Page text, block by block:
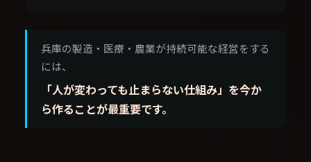
兵庫の製造・医療・農業が持続可能な経営をする
には、
「人が変わっても止まらない仕組み」を今か
ら作ることが最重要です。